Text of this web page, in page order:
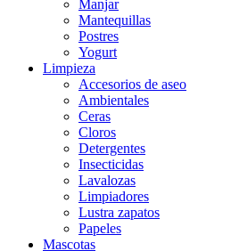
Manjar
Mantequillas
Postres
Yogurt
Limpieza
Accesorios de aseo
Ambientales
Ceras
Cloros
Detergentes
Insecticidas
Lavalozas
Limpiadores
Lustra zapatos
Papeles
Mascotas